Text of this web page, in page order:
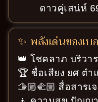
ดาวคู่เสน่ห์
✨ พลังเด่นของเบ
👑 โชคลาภ บริวา
🏆 ชื่อเสียง ยศ ต
🫱🏼‍🫲🏼 สื่อสาร